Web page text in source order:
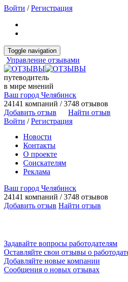
Войти /Регистрация
Toggle navigation
Управление отзывами
путеводитель
в мире мнений
Ваш город Челябинск
24141 компаний / 3748 отзывов
Добавить отзыв
Найти отзыв
Войти /Регистрация
Новости
Контакты
О проекте
Соискателям
Реклама
Ваш город Челябинск
24141 компаний / 3748 отзывов
Добавить отзыв Найти отзыв
Задавайте вопросы работодателям
Оставляйте свои отзывы о
Добавляйте новые компании
Сообщения о новых отзывах